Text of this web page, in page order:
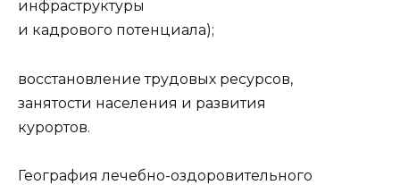
инфраструктуры
и кадрового потенциала);
восстановление трудовых ресурсов,
занятости населения и развития
курортов.
География лечебно-оздоровительного